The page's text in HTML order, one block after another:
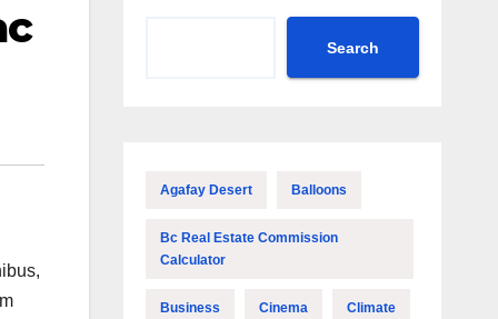
Search
Agafay Desert Balloons
Bc Real Estate Commission
Calculator
Business Cinema Climate